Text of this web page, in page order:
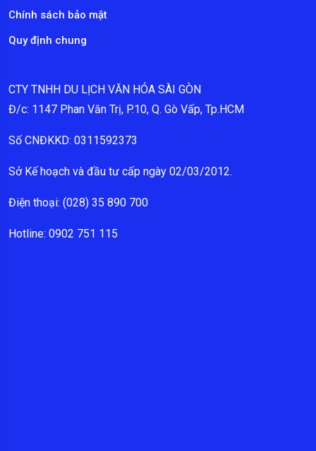
Chính sách bảo mật
Quy định chung
CTY TNHH DU LỊCH VĂN HÓA SÀI GÒN
Đ/c: 1147 Phan Văn Trị, P.10, Q. Gò Vấp, Tp.HCM
Số CNĐKKD: 0311592373
Sở Kế hoạch và đầu tư cấp ngày 02/03/2012.
Điện thoại: (028) 35 890 700
Hotline: 0902 751 115